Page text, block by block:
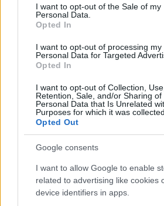
consent section.
I want to opt-out of the Sale of my
Personal Data.
Opted In
I want to opt-out of processing my
Personal Data for Targeted
Opted In
I want to opt-out of Collection, Use,
Retention, Sale, and/or Sharing of
Personal Data that Is Unrelated
Purposes for which it was collected.
Opted Out
Google consents
I want to allow Google to enable
related to advertising like cookies
device identifiers in apps.
casual e naturale, è un
trasforma dati e clip in
Stadio Olimpico Grande
quell'appunto nacque la
critico. Dettaglio unico: una
allenatore under15 al